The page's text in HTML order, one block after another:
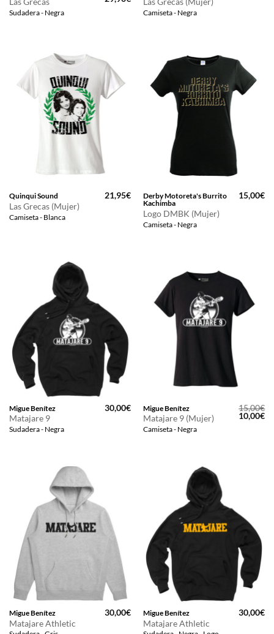
Sudadera - Negra
precio
precio
actual
Camiseta - Negra
Quinqui Sound
Las Grecas (Mujer)
Camiseta - Blanca
21,95€
Derby Motoreta's Burrito
Kachimba
Logo DMBK (Mujer)
Camiseta - Negra
15,00€
Migue Benítez
Matajare 9
Sudadera - Negra
30,00€ Migue Benítez
Matajare 9 (Mujer)
Camiseta - Negra
15,00€
El
precio
10,00€El
Migue Benítez
Matajare Athletic
30,00€ Migue Benítez
Matajare Athletic
30,00€